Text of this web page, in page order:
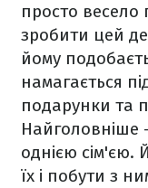
просто весело
зробити цей
йому
намагається
подарунки та
Найголовніше
однією сім'єю.
їх і побути з